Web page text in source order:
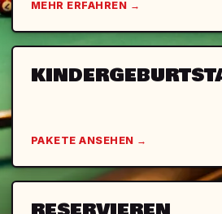
MEHR ERFAHREN →
PAKETE ANSEHEN →